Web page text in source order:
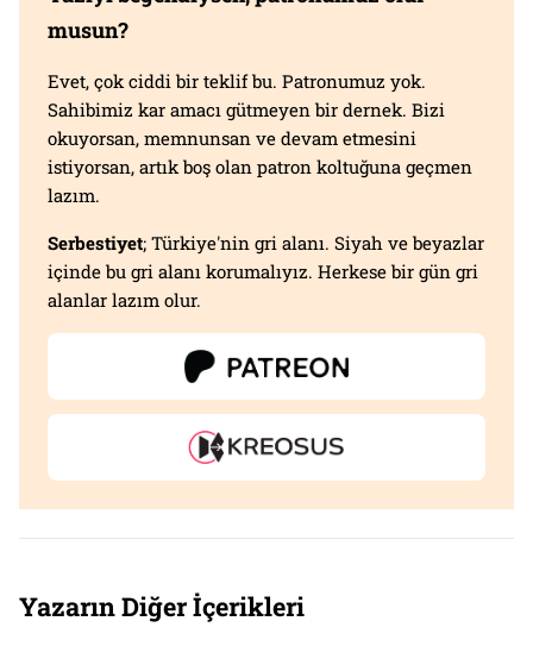
musun?
Evet, çok ciddi bir teklif bu. Patronumuz yok.
Sahibimiz kar amacı gütmeyen bir dernek. Bizi
okuyorsan, memnunsan ve devam etmesini
istiyorsan, artık boş olan patron koltuğuna geçmen
lazım.
Serbestiyet; Türkiye'nin gri alanı. Siyah ve beyazlar
içinde bu gri alanı korumalıyız. Herkese bir gün gri
alanlar lazım olur.
Yazarın Diğer İçerikleri